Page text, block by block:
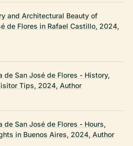
and Architectural Beauty of
de Flores in Rafael Castillo, 2024,
San José de Flores - History,
Tips, 2024, Author
San José de Flores - Hours,
in Buenos Aires, 2024, Author